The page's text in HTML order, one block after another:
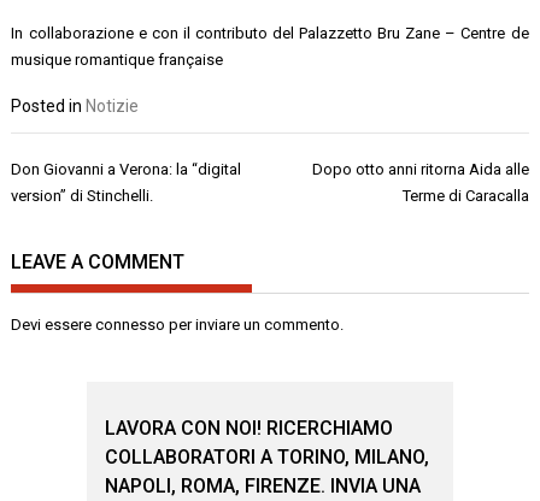
In collaborazione e con il contributo del Palazzetto Bru Zane – Centre de
musique romantique française
Posted in Notizie
Navigazione
articoli
Don Giovanni a Verona: la “digital
version” di Stinchelli.
Dopo otto anni ritorna Aida alle
Terme di Caracalla
LEAVE A COMMENT
Devi essereconnesso per inviare un commento.
LAVORA CON NOI! RICERCHIAMO
COLLABORATORI A TORINO, MILANO,
NAPOLI, ROMA, FIRENZE. INVIA UNA